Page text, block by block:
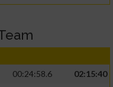
00:24:58.6
02:15:40